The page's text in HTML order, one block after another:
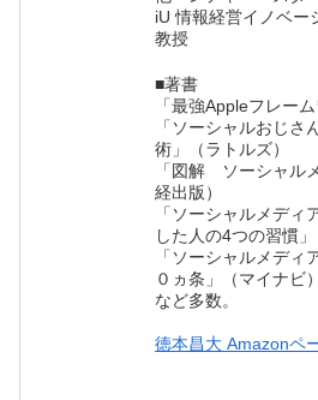
iU 情報経営イノベ
教授
■著書
「最強Appleフレー
「ソーシャルおじさ
術」（ラトルズ）
「図解 ソーシャル
経出版）
「ソーシャルメディ
した人の4つの習慣」
「ソーシャルメディ
０ヵ条」（マイナビ）
など多数。
徳本昌大 Amazonペ